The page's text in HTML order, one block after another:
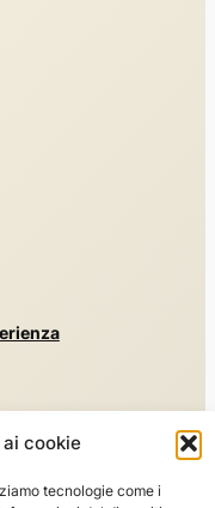
cookie
tecnologie come i
nei giardini